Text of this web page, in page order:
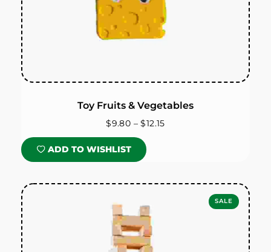
Toy Fruits & Vegetables
$9.80 – $12.15
ADD TO WISHLIST
SALE